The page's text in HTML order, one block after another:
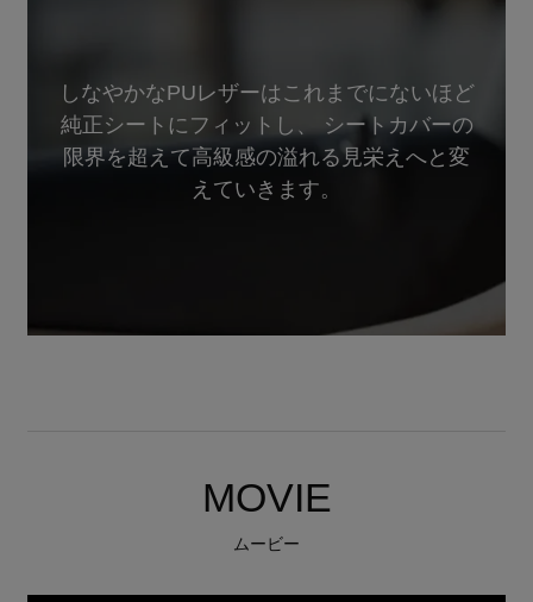
しなやかなPUレザーはこれまでにないほど
純正シートにフィットし、 シートカバーの
限界を超えて高級感の溢れる見栄えへと変
えていきます。
MOVIE
ムービー